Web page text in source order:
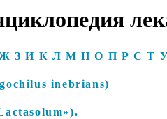
З И К Л М Н О П Р С Т
inebrians)